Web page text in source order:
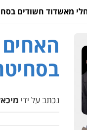
מאשדוד חשודים
נכתב על ידי